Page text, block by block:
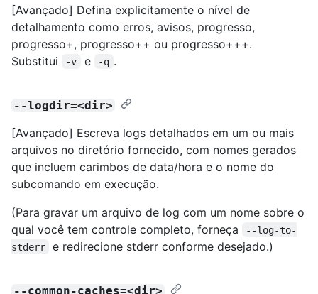
[Avançado] Defina explicitamente o nível de
detalhamento como erros, avisos, progresso,
progresso+, progresso++ ou progresso+++.
Substitui
-v e -q .
--logdir=<dir>
[Avançado] Escreva logs detalhados em um ou mais
arquivos no diretório fornecido, com nomes gerados
que incluem carimbos de data/hora e o nome do
subcomando em execução.
(Para gravar um arquivo de log com um nome sobre o
qual você tem controle completo, forneça
--log-to-
stderr
e redirecione stderr conforme desejado.)
--common-caches=<dir>